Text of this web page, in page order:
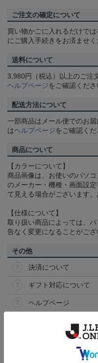
ご注文の確定について
買い物かごに入れるだけで
にご購入手続きをお済ませく
送料について
3,980円（税込）以上のご注
ヘルプページをご確認くださ
配送方法について
一部商品はメール便でのお
はヘルプページをご確認くだ
商品について
【カラーについて】
商品画像は、お使いのパソ
のメーカー・機種・画面設
て見える場合がございます
【仕様について】
取り扱い商品によっては、
告なく変更になることがござ
その他
決済について
ギフト対応について
ヘルプページ